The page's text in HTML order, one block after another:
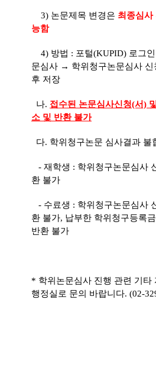
3) 논문제목 변경은 최종심사
능함
4) 방법 : 포털(KUPID) 로그
문심사 → 학위청구논문심사
후 저장
나. 접수된 논문심사신청(서)
소 및 반환 불가
다. 학위청구논문 심사결과 불
- 재학생 : 학위청구논문심사
환 불가
- 수료생 : 학위청구논문심사
환 불가, 납부한 학위청구등록
반환 불가
* 학위논문심사 진행 관련 기타
행정실로 문의 바랍니다. (02-